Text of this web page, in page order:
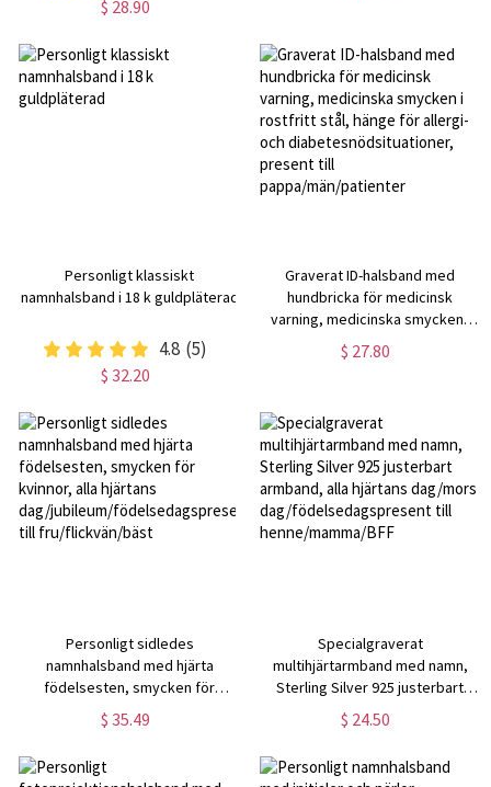
$ 28.90
Personligt klassiskt
namnhalsband i 18 k guldpläterad
4.8 (5)
$ 32.20
Graverat ID-halsband med
hundbricka för medicinsk
varning, medicinska smycken i
rostfritt stål, hänge för allergi-
och diabetesnödsituationer,
$ 27.80
Personligt sidledes
namnhalsband med hjärta
födelsesten, smycken för
kvinnor, alla hjärtans
dag/jubileum/födelsedagspresent
$ 35.49
Specialgraverat
multihjärtarmband med namn,
Sterling Silver 925 justerbart
armband, alla hjärtans dag/mors
dag/födelsedagspresent till
$ 24.50